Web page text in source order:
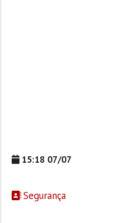
15:18 07/07
Segurança